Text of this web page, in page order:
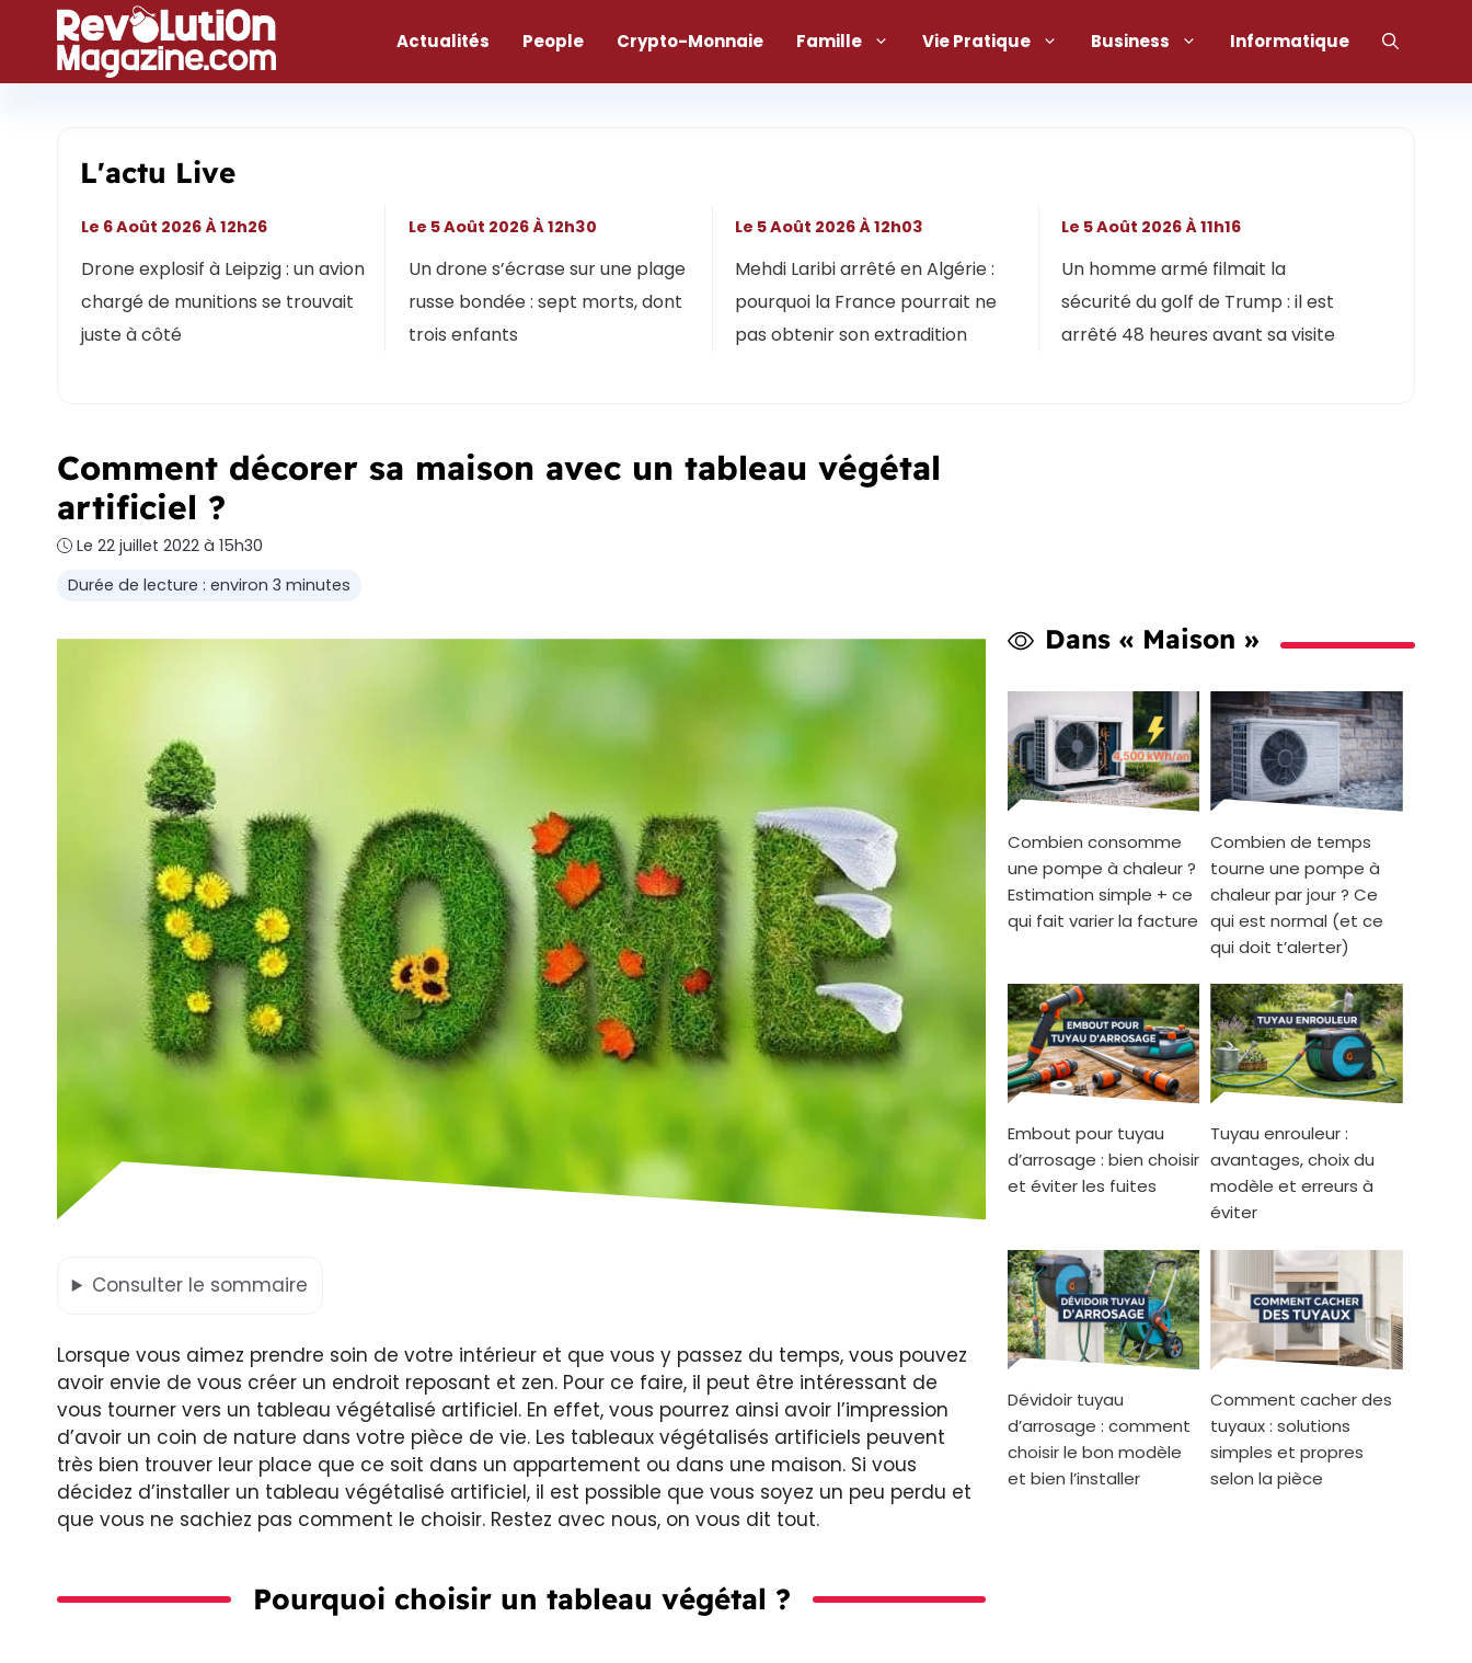
contenu
Actualités People Crypto-Monnaie Famille Vie Pratique Business Informatique
L'actu Live
Drone explosif à Leipzig : un avion
chargé de munitions se trouvait
juste à côté
Le 6 Août 2026 À 12h26
Un drone s’écrase sur une plage
russe bondée : sept morts, dont
trois enfants
Le 5 Août 2026 À 12h30
Mehdi Laribi arrêté en Algérie :
pourquoi la France pourrait ne
pas obtenir son extradition
Le 5 Août 2026 À 12h03
Un homme armé filmait la
sécurité du golf de Trump : il est
arrêté 48 heures avant sa visite
Le 5 Août 2026 À 11h16
Comment décorer sa maison avec un tableau végétal
artificiel ?
Le 22 juillet 2022 à 15h30
Durée de lecture : environ 3 minutes
Consulter le sommaire
Lorsque vous aimez prendre soin de votre intérieur et que vous y passez du temps, vous pouvez
avoir envie de vous créer un endroit reposant et zen. Pour ce faire, il peut être intéressant de
vous tourner vers un tableau végétalisé artificiel. En effet, vous pourrez ainsi avoir l’impression
d’avoir un coin de nature dans votre pièce de vie. Les tableaux végétalisés artificiels peuvent
très bien trouver leur place que ce soit dans un appartement ou dans une maison. Si vous
décidez d’installer un tableau végétalisé artificiel, il est possible que vous soyez un peu perdu et
que vous ne sachiez pas comment le choisir. Restez avec nous, on vous dit tout.
Pourquoi choisir un tableau végétal ?
Dans « Maison »
Combien consomme
une pompe à chaleur ?
Estimation simple + ce
qui fait varier la facture
Combien de temps
tourne une pompe à
chaleur par jour ? Ce
qui est normal (et ce
qui doit t’alerter)
Embout pour tuyau
d’arrosage : bien choisir
et éviter les fuites
Tuyau enrouleur :
avantages, choix du
modèle et erreurs à
éviter
Dévidoir tuyau
d’arrosage : comment
choisir le bon modèle
et bien l’installer
Comment cacher des
tuyaux : solutions
simples et propres
selon la pièce